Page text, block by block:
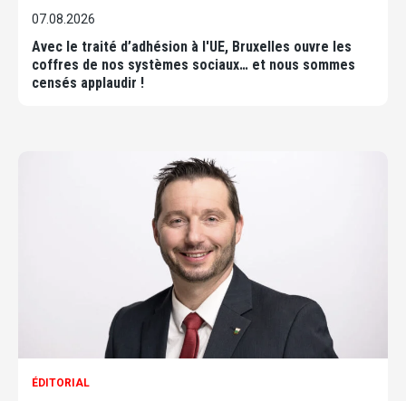
07.08.2026
Avec le traité d’adhésion à l'UE, Bruxelles ouvre les
coffres de nos systèmes sociaux… et nous sommes
censés applaudir !
ÉDITORIAL